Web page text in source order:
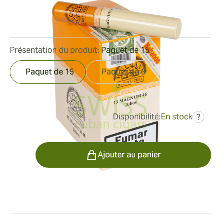
Bague de jauge:46 Longueur:
0Commentaires
était209,29 €
Disponibilité:En stock ?
Présentation du produit: Paquet de 15
Paquet de 15 Paquet de 3
Ajouter au panier